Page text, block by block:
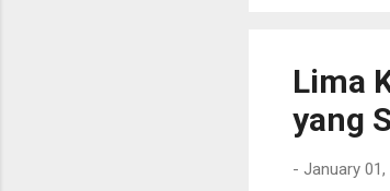
Lima
yang
- January 01,